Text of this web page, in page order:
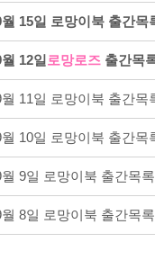
15일 로망이북 출간목
12일 로망로즈 출간목
11일 로망이북 출간목
10일 로망이북 출간목
9일 로망이북 출간목록
8일 로망이북 출간목록